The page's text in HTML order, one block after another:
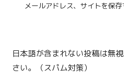
メールアドレス、サイトを保存
日本語が含まれない投稿は無
さい。（スパム対策）